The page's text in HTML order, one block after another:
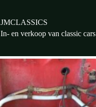
JMCLASSICS
In- en verkoop van classic cars